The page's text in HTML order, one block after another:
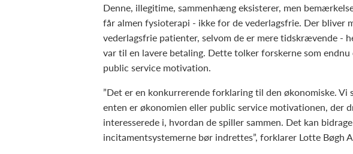
Denne, illegitime, sammenhæng eksisterer, men
får almen fysioterapi - ikke for de vederlagsfrie. Der bliver
vederlagsfrie patienter, selvom de er mere tidskrævende -
var til en lavere betaling. Dette tolker forskerne som
public service motivation.
”Det er en konkurrerende forklaring til den økonomiske. Vi
enten er økonomien eller public service motivationen, der
interesserede i, hvordan de spiller sammen. Det kan
incitamentsystemerne bør indrettes”, forklarer Lotte Bøgh